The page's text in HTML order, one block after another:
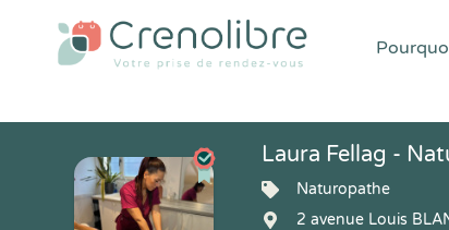
Laura Fellag -
Naturopathe
2 avenue Louis